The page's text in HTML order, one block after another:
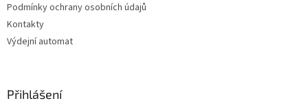
Podmínky ochrany osobních údajů
Kontakty
Výdejní automat
Přihlášení